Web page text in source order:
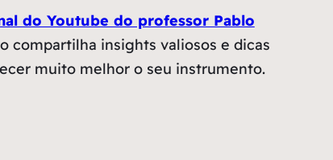
do Youtube do professor Pablo
compartilha insights valiosos e dicas
muito melhor o seu instrumento.